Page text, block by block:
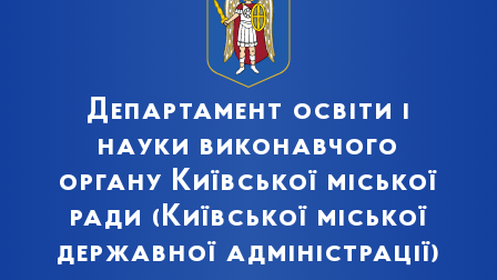
Департамент освіти і
науки виконавчого
органу Київської міської
ради (Київської міської
державної адміністрації)